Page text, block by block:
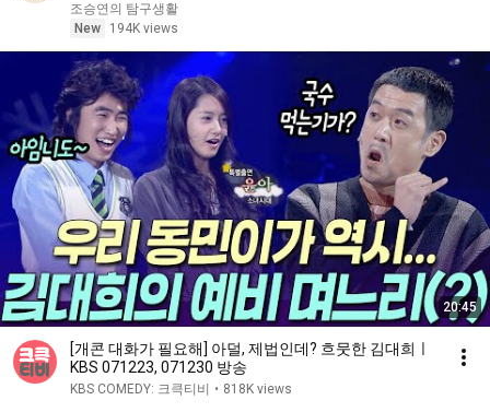
조승연의 탐구생활
New
194K views
20:45
[개콘 대화가 필요해] 아덜, 제법인데? 흐뭇한 김대희ㅣ
KBS 071223, 071230 방송
KBS COMEDY: 크큭티비 • 818K views